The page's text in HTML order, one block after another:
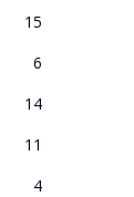
15
6
14
11
4